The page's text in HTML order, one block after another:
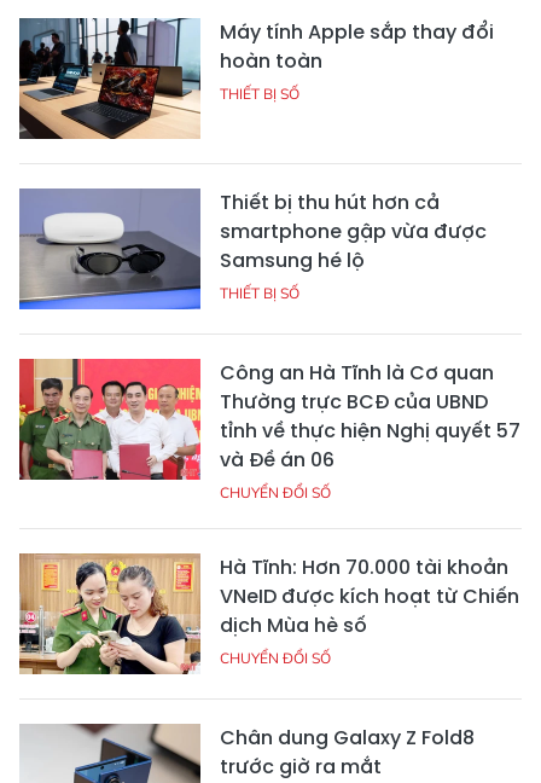
Máy tính Apple sắp thay đổi
hoàn toàn
THIẾT BỊ SỐ
Thiết bị thu hút hơn cả
smartphone gập vừa được
Samsung hé lộ
THIẾT BỊ SỐ
Công an Hà Tĩnh là Cơ quan
Thường trực BCĐ của UBND
tỉnh về thực hiện Nghị quyết 57
và Đề án 06
CHUYỂN ĐỔI SỐ
Hà Tĩnh: Hơn 70.000 tài khoản
VNeID được kích hoạt từ Chiến
dịch Mùa hè số
CHUYỂN ĐỔI SỐ
Chân dung Galaxy Z Fold8
trước giờ ra mắt